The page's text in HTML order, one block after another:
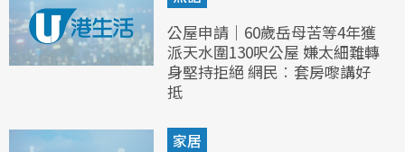
公屋申請｜60歲岳母苦等4年獲
派天水圍130呎公屋 嫌太細難轉
身堅持拒絕 網民︰套房嚟講好
抵
家居